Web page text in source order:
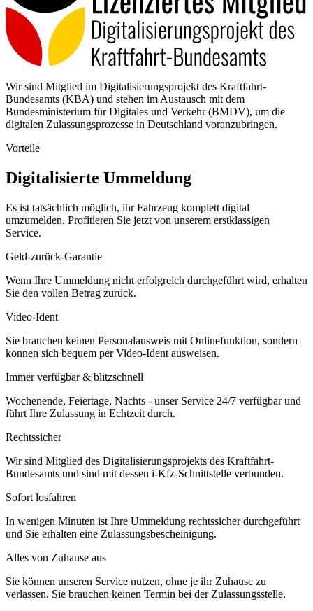
Wir sind Mitglied im Digitalisierungsprojekt des Kraftfahrt-
Bundesamts (KBA) und stehen im Austausch mit dem
Bundesministerium für Digitales und Verkehr (BMDV), um die
digitalen Zulassungsprozesse in Deutschland voranzubringen.
Vorteile
Digitalisierte Ummeldung
Es ist tatsächlich möglich, ihr Fahrzeug komplett digital
umzumelden. Profitieren Sie jetzt von unserem erstklassigen
Service.
Geld-zurück-Garantie
Wenn Ihre Ummeldung nicht erfolgreich durchgeführt wird, erhalten
Sie den vollen Betrag zurück.
Video-Ident
Sie brauchen keinen Personalausweis mit Onlinefunktion, sondern
können sich bequem per Video-Ident ausweisen.
Immer verfügbar & blitzschnell
Wochenende, Feiertage, Nachts - unser Service 24/7 verfügbar und
führt Ihre Zulassung in Echtzeit durch.
Rechtssicher
Wir sind Mitglied des Digitalisierungsprojekts des Kraftfahrt-
Bundesamts und sind mit dessen i-Kfz-Schnittstelle verbunden.
Sofort losfahren
In wenigen Minuten ist Ihre Ummeldung rechtssicher durchgeführt
und Sie erhalten eine Zulassungsbescheinigung.
Alles von Zuhause aus
Sie können unseren Service nutzen, ohne je ihr Zuhause zu
verlassen. Sie brauchen keinen Termin bei der Zulassungsstelle.